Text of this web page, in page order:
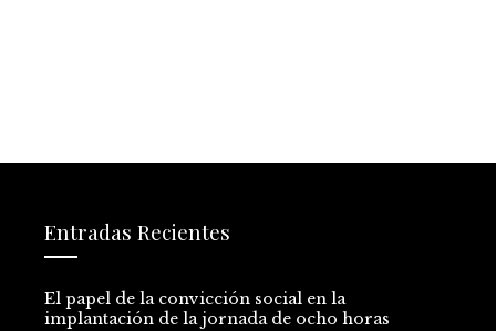
Entradas Recientes
El papel de la convicción social en la
implantación de la jornada de ocho horas